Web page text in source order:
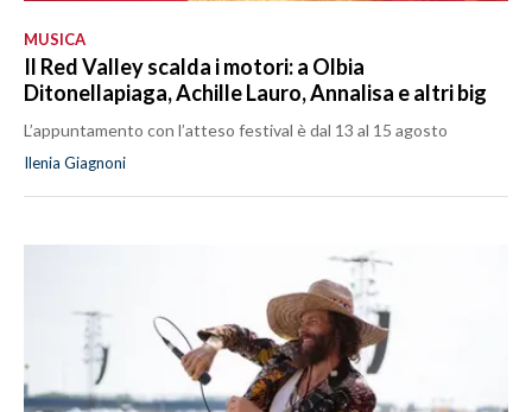
MUSICA
Il Red Valley scalda i motori: a Olbia
Ditonellapiaga, Achille Lauro, Annalisa e altri big
L’appuntamento con l’atteso festival è dal 13 al 15 agosto
Ilenia Giagnoni